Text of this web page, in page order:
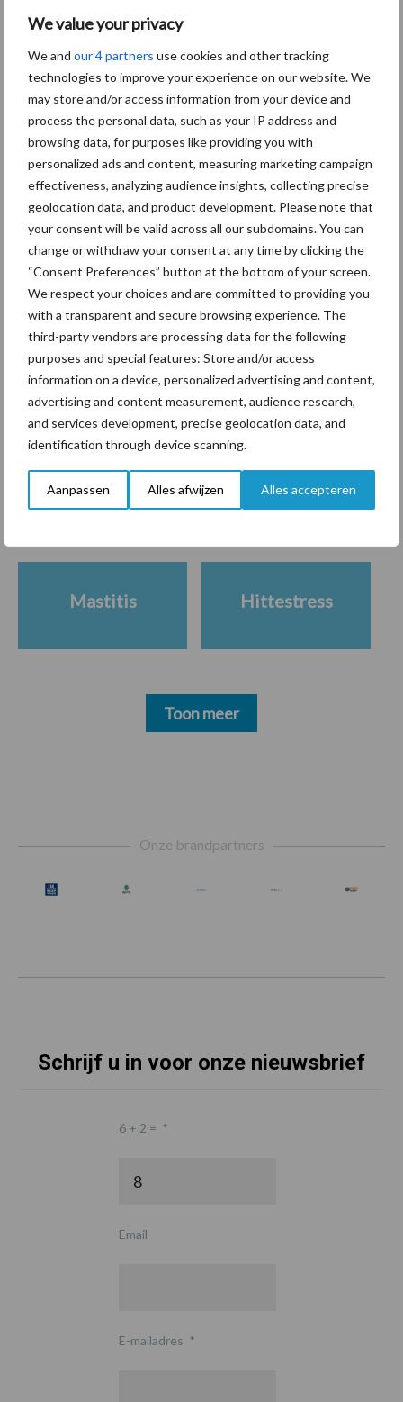
We value your privacy
We and our 4 partners use cookies and other tracking
technologies to improve your experience on our website. We
may store and/or access information from your device and
process the personal data, such as your IP address and
browsing data, for purposes like providing you with
personalized ads and content, measuring marketing campaign
effectiveness, analyzing audience insights, collecting precise
geolocation data, and product development. Please note that
your consent will be valid across all our subdomains. You can
change or withdraw your consent at any time by clicking the
“Consent Preferences” button at the bottom of your screen.
We respect your choices and are committed to providing you
with a transparent and secure browsing experience. The
third-party vendors are processing data for the following
purposes and special features: Store and/or access
information on a device, personalized advertising and content,
advertising and content measurement, audience research,
and services development, precise geolocation data, and
identification through device scanning.
Aanpassen Alles afwijzen Alles accepteren
Aanbevolen voor jou!
Succesvolle
voederbietendemo KWS
Van onze partner KWS
6 nieuwe KWS-rassen op de
Aanbevelende Rassenlijst
maïs 2018
Van onze partner KWS
De nieuwste
proefveldresultaten
bevestigen: nieuwe
maïsrassen zijn vroeger en
beter
Diergezondheid Bemesting Fokkerij
Mastitis Hittestress
Toon meer
Onze brandpartners
Schrijf u in voor onze nieuwsbrief
6 + 2 = *
Email
E-mailadres *